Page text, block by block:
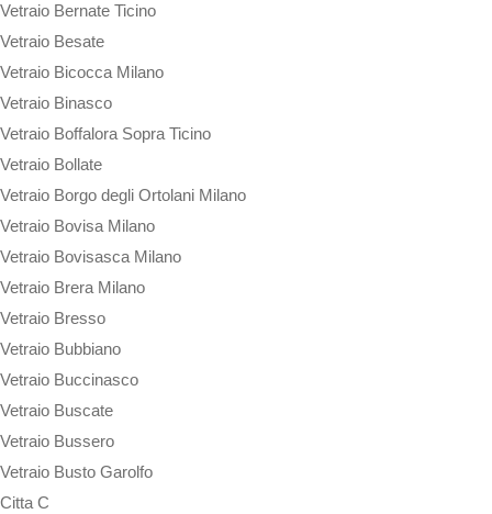
Vetraio Bernate Ticino
Vetraio Besate
Vetraio Bicocca Milano
Vetraio Binasco
Vetraio Boffalora Sopra Ticino
Vetraio Bollate
Vetraio Borgo degli Ortolani Milano
Vetraio Bovisa Milano
Vetraio Bovisasca Milano
Vetraio Brera Milano
Vetraio Bresso
Vetraio Bubbiano
Vetraio Buccinasco
Vetraio Buscate
Vetraio Bussero
Vetraio Busto Garolfo
Citta C